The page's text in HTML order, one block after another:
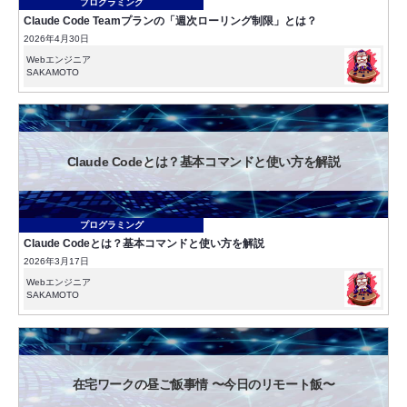
プログラミング
Claude Code Teamプランの「週次ローリング制限」とは？
2026年4月30日
Webエンジニア
SAKAMOTO
Claude Codeとは？基本コマンドと使い方を解説
プログラミング
Claude Codeとは？基本コマンドと使い方を解説
2026年3月17日
Webエンジニア
SAKAMOTO
在宅ワークの昼ご飯事情 〜今日のリモート飯〜